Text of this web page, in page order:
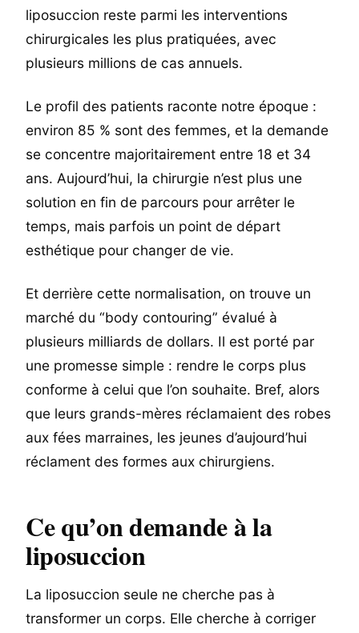
liposuccion reste parmi les interventions
chirurgicales les plus pratiquées, avec
plusieurs millions de cas annuels.
Le profil des patients raconte notre époque :
environ 85 % sont des femmes, et la demande
se concentre majoritairement entre 18 et 34
ans. Aujourd’hui, la chirurgie n’est plus une
solution en fin de parcours pour arrêter le
temps, mais parfois un point de départ
esthétique pour changer de vie.
Et derrière cette normalisation, on trouve un
marché du “body contouring” évalué à
plusieurs milliards de dollars. Il est porté par
une promesse simple : rendre le corps plus
conforme à celui que l’on souhaite. Bref, alors
que leurs grands-mères réclamaient des robes
aux fées marraines, les jeunes d’aujourd’hui
réclament des formes aux chirurgiens.
Ce qu’on demande à la
liposuccion
La liposuccion seule ne cherche pas à
transformer un corps. Elle cherche à corriger